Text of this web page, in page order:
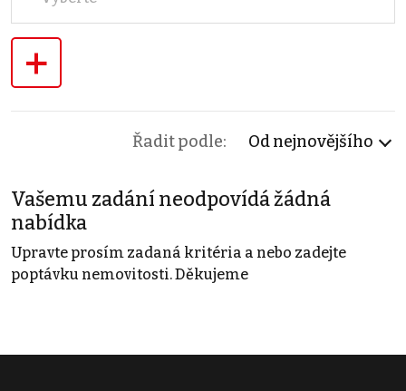
+
Řadit podle: Od nejnovějšího
Vašemu zadání neodpovídá žádná
nabídka
Upravte prosím zadaná kritéria a nebo zadejte
poptávku nemovitosti. Děkujeme